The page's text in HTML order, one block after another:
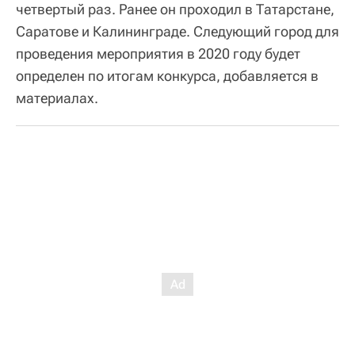
четвертый раз. Ранее он проходил в Татарстане,
Саратове и Калининграде. Следующий город для
проведения мероприятия в 2020 году будет
определен по итогам конкурса, добавляется в
материалах.